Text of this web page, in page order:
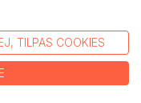
and a
the beginning of
a country so
old dusty world
TILPAS COOKIES